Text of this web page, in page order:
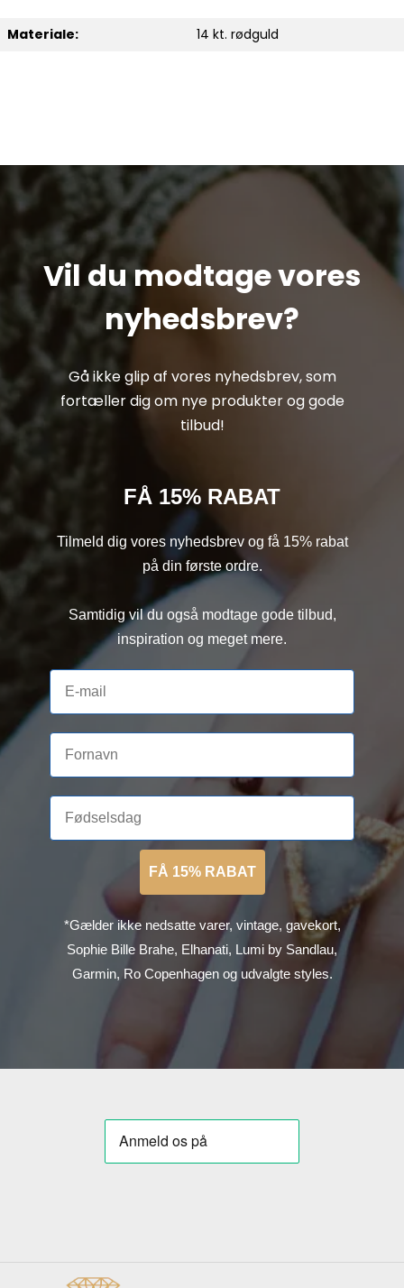
Materiale: 14 kt. rødguld
Vil du modtage vores
nyhedsbrev?
Gå ikke glip af vores nyhedsbrev, som
fortæller dig om nye produkter og gode
tilbud!
FÅ 15% RABAT
Tilmeld dig vores nyhedsbrev og få 15% rabat
på din første ordre.
Samtidig vil du også modtage gode tilbud,
inspiration og meget mere.
FÅ 15% RABAT
*Gælder ikke nedsatte varer, vintage, gavekort,
Sophie Bille Brahe, Elhanati, Lumi by Sandlau,
Garmin, Ro Copenhagen og udvalgte styles.